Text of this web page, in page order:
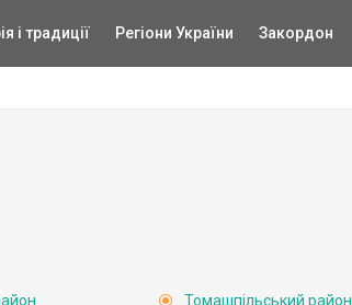
і традиції Регіони України Закордон
Томашпільський район